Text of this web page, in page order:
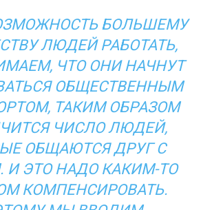
БОЛЬШЕМУ
ЛЮДЕЙ РАБОТАТЬ,
ЧТО ОНИ НАЧНУТ
ОБЩЕСТВЕННЫМ
ТАКИМ ОБРАЗОМ
ЧИСЛО ЛЮДЕЙ,
ОБЩАЮТСЯ ДРУГ С
И ЭТО НАДО КАКИМ-ТО
КОМПЕНСИРОВАТЬ.